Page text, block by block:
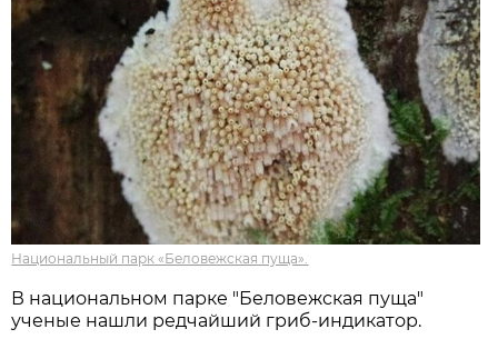
Национальный парк «Беловежская пуща».
В национальном парке "Беловежская пуща"
ученые нашли редчайший гриб-индикатор.